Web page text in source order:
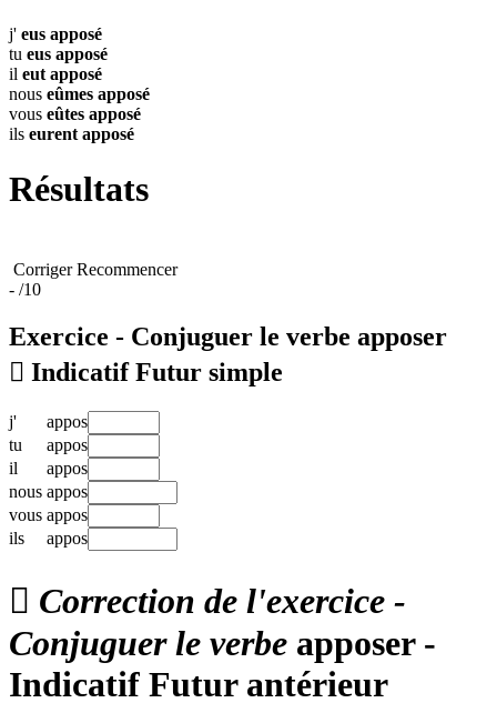
j' eus apposé
tu eus apposé
il eut apposé
nous eûmes apposé
vous eûtes apposé
ils eurent apposé
Résultats
CorrigerRecommencer
- /10
Exercice - Conjuguer le verbe apposer
 Indicatif Futur simple
j'
appos
tu
appos
il
appos
nous appos
vous appos
ils
appos
 Correction de l'exercice -
Conjuguer le verbe apposer -
Indicatif Futur antérieur